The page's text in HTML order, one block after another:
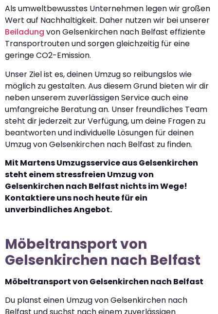
Als umweltbewusstes Unternehmen legen wir großen
Wert auf Nachhaltigkeit. Daher nutzen wir bei unserer
Beiladung von Gelsenkirchen nach Belfast effiziente
Transportrouten und sorgen gleichzeitig für eine
geringe CO2-Emission.
Unser Ziel ist es, deinen Umzug so reibungslos wie
möglich zu gestalten. Aus diesem Grund bieten wir dir
neben unserem zuverlässigen Service auch eine
umfangreiche Beratung an. Unser freundliches Team
steht dir jederzeit zur Verfügung, um deine Fragen zu
beantworten und individuelle Lösungen für deinen
Umzug von Gelsenkirchen nach Belfast zu finden.
Mit Martens Umzugsservice aus Gelsenkirchen
steht einem stressfreien Umzug von
Gelsenkirchen nach Belfast nichts im Wege!
Kontaktiere uns noch heute für ein
unverbindliches Angebot.
Möbeltransport von
Gelsenkirchen nach Belfast
Möbeltransport von Gelsenkirchen nach Belfast
Du planst einen Umzug von Gelsenkirchen nach